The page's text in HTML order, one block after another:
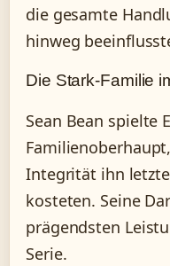
die gesamte
hinweg
Die Stark-Familie
Sean Bean spielte
Integrität ihn
kosteten. Seine
prägendsten
Serie.